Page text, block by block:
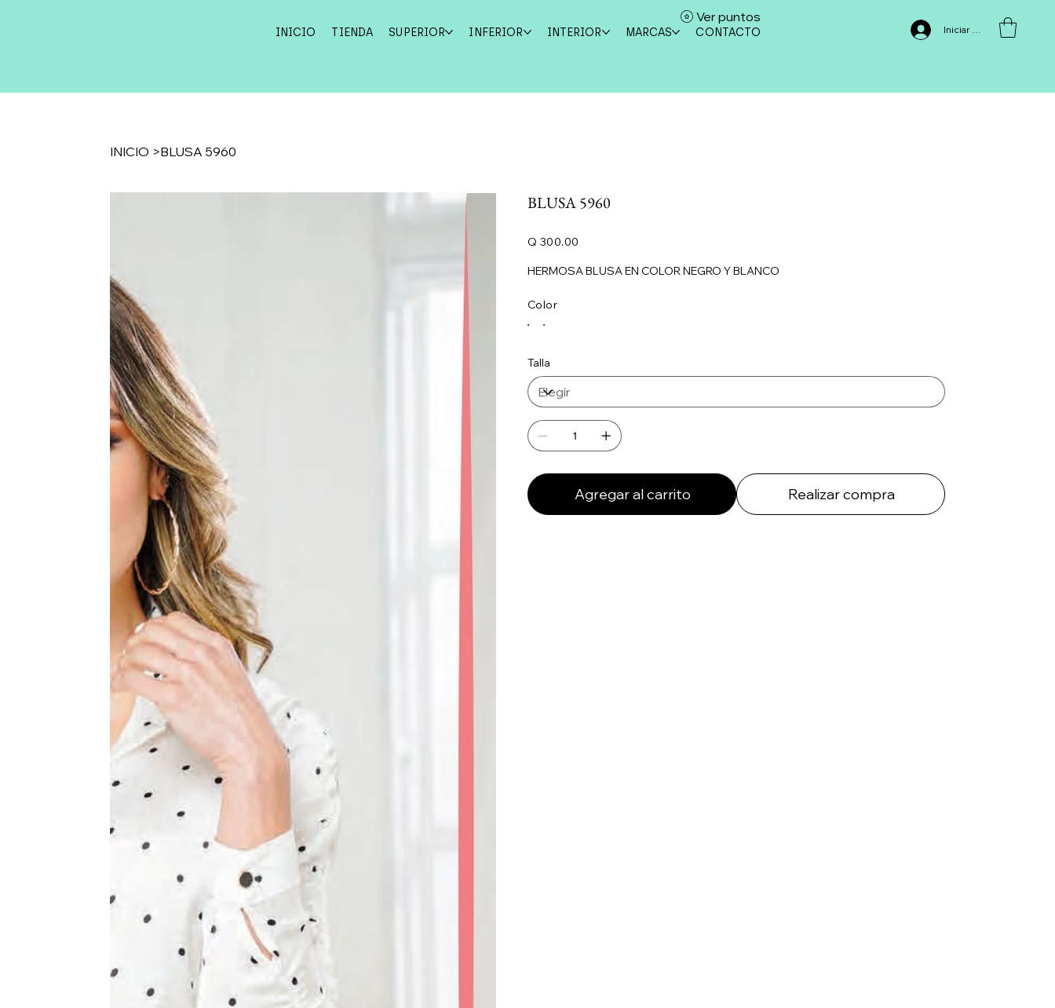
INICIO TIENDA SUPERIOR INFERIOR INTERIOR MARCAS CONTACTO Iniciar sesión
Ver puntos
INICIO >BLUSA 5960
BLUSA 5960
Q 300.00
HERMOSA BLUSA EN COLOR NEGRO Y BLANCO
Color
Talla
Agregar al carrito Realizar compra